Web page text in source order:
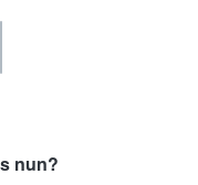
nun?